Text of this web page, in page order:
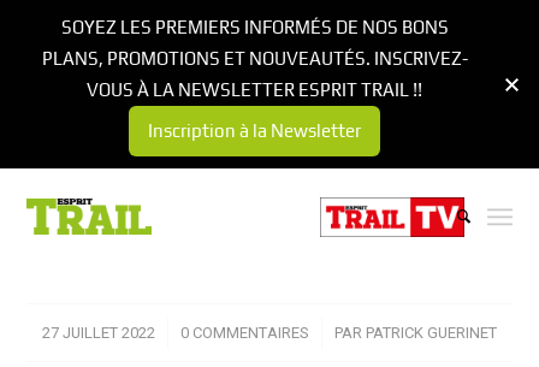
27 JUILLET 2022
/ 0 COMMENTAIRES
/ PAR PATRICK GUERINET
SOYEZ LES PREMIERS INFORMÉS DE NOS BONS
PLANS, PROMOTIONS ET NOUVEAUTÉS. INSCRIVEZ-
VOUS À LA NEWSLETTER ESPRIT TRAIL !!
Inscription à la Newsletter